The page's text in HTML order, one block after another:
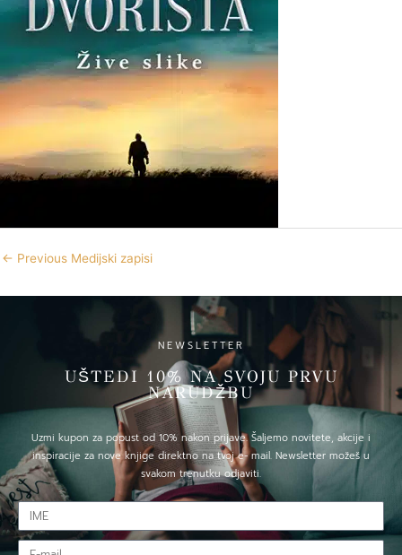
← Previous Medijski zapisi
NEWSLETTER
UŠTEDI 10% NA SVOJU PRVU
NARUDŽBU
Uzmi kupon za popust od 10% nakon prijave. Šaljemo novitete, akcije i
inspiracije za nove knjige direktno na tvoj e- mail. Newsletter možeš u
svakom trenutku odjaviti.
IME